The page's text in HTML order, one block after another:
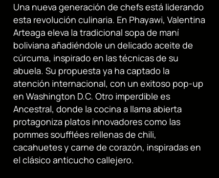
Una nueva generación de chefs está liderando
esta revolución culinaria. En Phayawi, Valentina
Arteaga eleva la tradicional sopa de maní
boliviana añadiéndole un delicado aceite de
cúrcuma, inspirado en las técnicas de su
abuela. Su propuesta ya ha captado la
atención internacional, con un exitoso pop-up
en Washington D.C. Otro imperdible es
Ancestral, donde la cocina a llama abierta
protagoniza platos innovadores como las
pommes soufflées rellenas de chili,
cacahuetes y carne de corazón, inspiradas en
el clásico anticucho callejero.